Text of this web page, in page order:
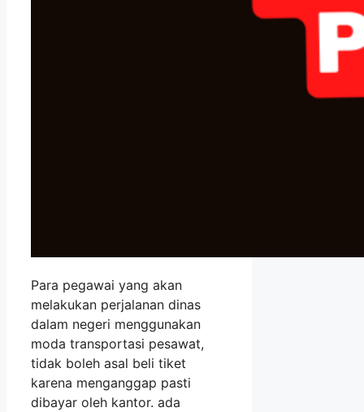
Para pegawai yang akan
melakukan perjalanan dinas
dalam negeri menggunakan
moda transportasi pesawat,
tidak boleh asal beli tiket
karena menganggap pasti
dibayar oleh kantor. ada